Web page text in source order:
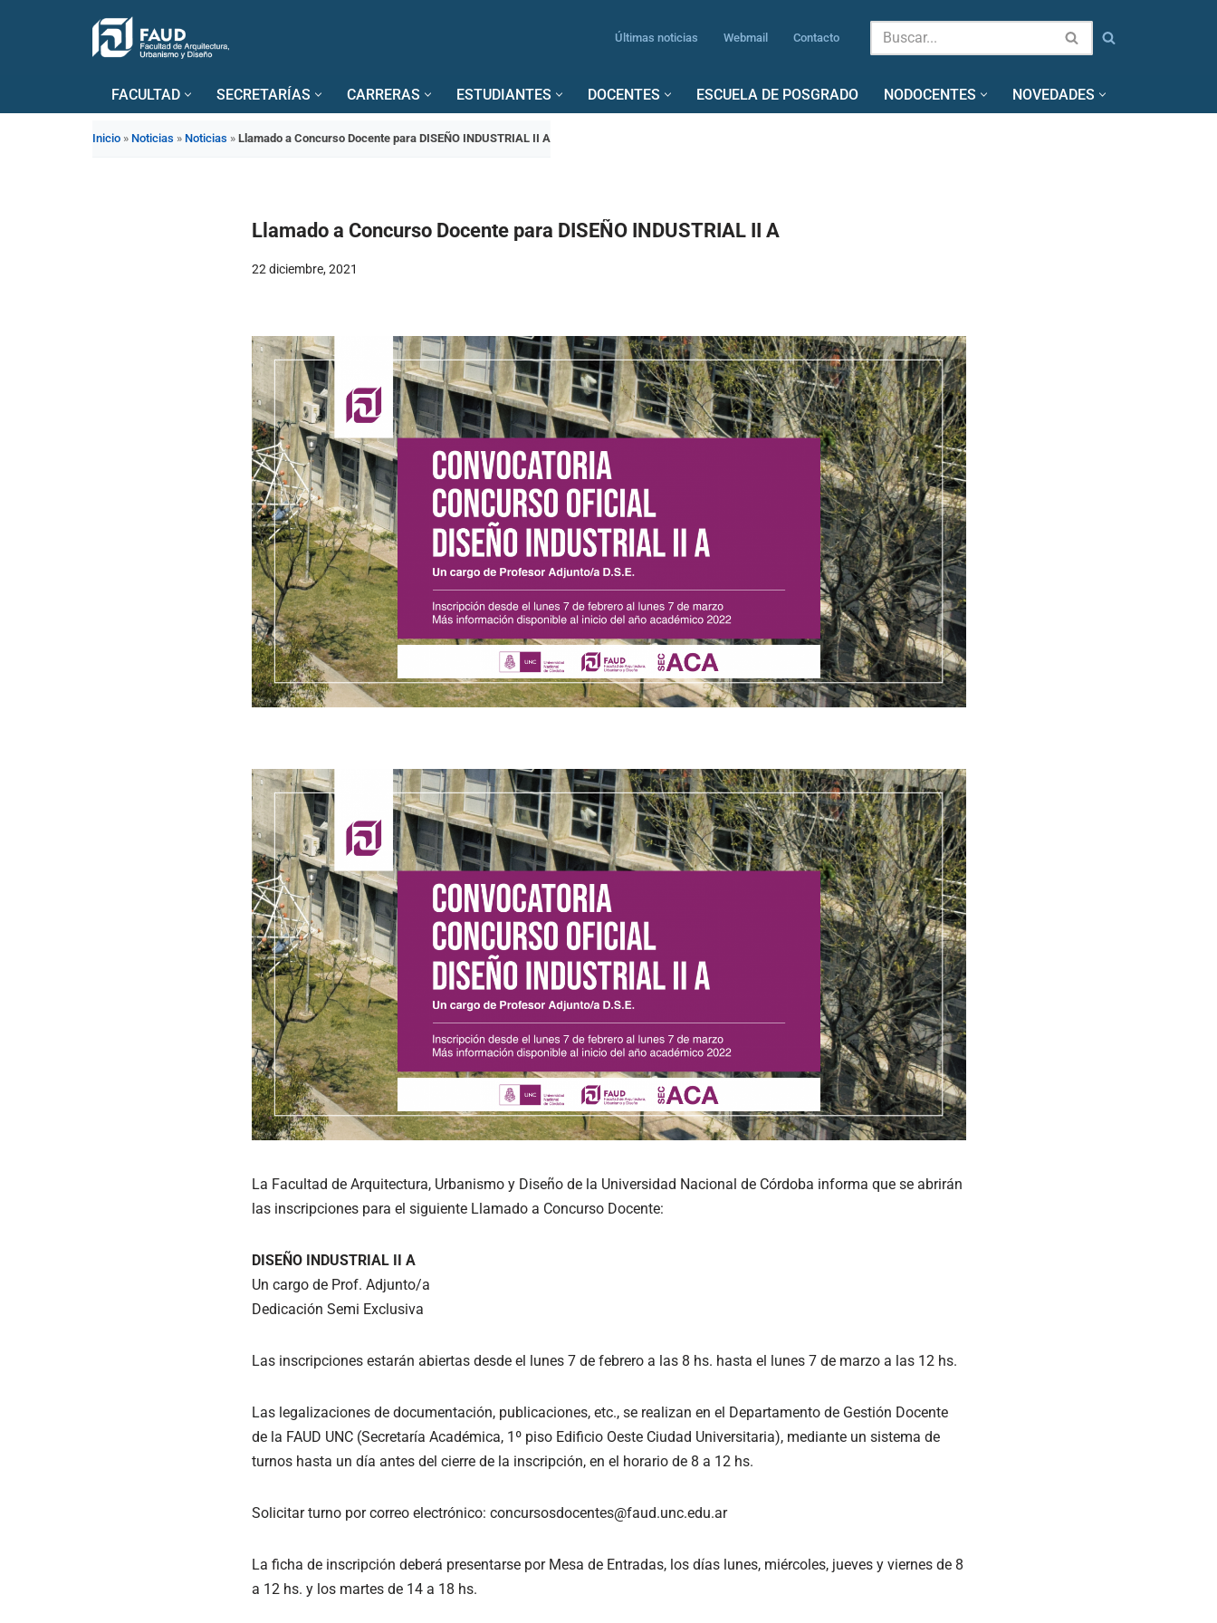
Últimas noticias Webmail Contacto
FACULTAD SECRETARÍAS CARRERAS ESTUDIANTES DOCENTES ESCUELA DE POSGRADO NODOCENTES NOVEDADES
Inicio » Noticias » Noticias » Llamado a Concurso Docente para DISEÑO INDUSTRIAL II A
Llamado a Concurso Docente para DISEÑO INDUSTRIAL II A
22 diciembre, 2021
La Facultad de Arquitectura, Urbanismo y Diseño de la Universidad Nacional de Córdoba informa que se abrirán
las inscripciones para el siguiente Llamado a Concurso Docente:
DISEÑO INDUSTRIAL II A
Un cargo de Prof. Adjunto/a
Dedicación Semi Exclusiva
Las inscripciones estarán abiertas desde el lunes 7 de febrero a las 8 hs. hasta el lunes 7 de marzo a las 12 hs.
Las legalizaciones de documentación, publicaciones, etc., se realizan en el Departamento de Gestión Docente
de la FAUD UNC (Secretaría Académica, 1º piso Edificio Oeste Ciudad Universitaria), mediante un sistema de
turnos hasta un día antes del cierre de la inscripción, en el horario de 8 a 12 hs.
Solicitar turno por correo electrónico: concursosdocentes@faud.unc.edu.ar
La ficha de inscripción deberá presentarse por Mesa de Entradas, los días lunes, miércoles, jueves y viernes de 8
a 12 hs. y los martes de 14 a 18 hs.